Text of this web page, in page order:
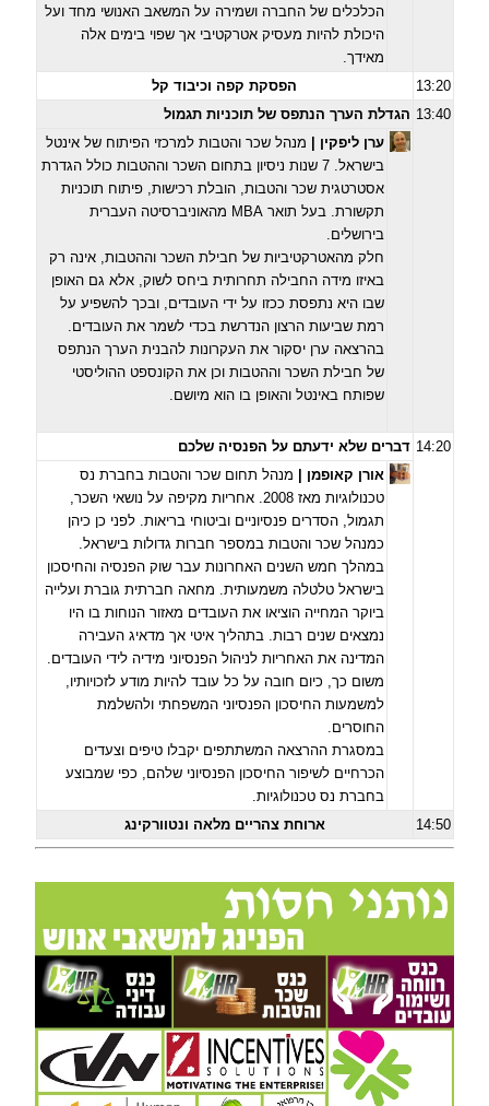
הכלכלים של החברה ושמירה על המשאב האנושי מחד ועל
היכולת להיות מעסיק אטרקטיבי אך שפוי בימים אלה
מאידך.
13:20
הפסקת קפה וכיבוד קל
13:40 הגדלת הערך הנתפס של תוכניות תגמול
ערן ליפקין
מנהל שכר והטבות למרכזי הפיתוח של אינטל
בישראל. 7 שנות ניסיון בתחום השכר וההטבות כולל הגדרת
אסטרטגית שכר והטבות, הובלת רכישות, פיתוח תוכניות
תקשורת. בעל תואר MBA מהאוניברסיטה העברית
בירושלים.
חלק מהאטרקטיביות של חבילת השכר וההטבות, אינה רק
באיזו מידה החבילה תחרותית ביחס לשוק, אלא גם האופן
שבו היא נתפסת ככזו על ידי העובדים, ובכך להשפיע על
רמת שביעות הרצון הנדרשת בכדי לשמר את העובדים.
בהרצאה ערן יסקור את העקרונות להבנית הערך הנתפס
של חבילת השכר וההטבות וכן את הקונספט ההוליסטי
שפותח באינטל והאופן בו הוא מיושם.
14:20 דברים שלא ידעתם על הפנסיה שלכם
אורן קאופמן | מנהל תחום שכר והטבות בחברת נס
טכנולוגיות מאז 2008. אחריות מקיפה על נושאי השכר,
תגמול, הסדרים פנסיוניים וביטוחי בריאות. לפני כן כיהן
כמנהל שכר והטבות במספר חברות גדולות בישראל.
במהלך חמש השנים האחרונות עבר שוק הפנסיה והחיסכון
בישראל טלטלה משמעותית. מחאה חברתית גוברת ועלייה
ביוקר המחייה הוציאו את העובדים מאזור הנוחות בו היו
נמצאים שנים רבות. בתהליך איטי אך מדאיג העבירה
המדינה את האחריות לניהול הפנסיוני מידיה לידי העובדים.
משום כך, כיום חובה על כל עובד להיות מודע לזכויותיו,
למשמעות החיסכון הפנסיוני המשפחתי ולהשלמת
החוסרים.
במסגרת ההרצאה המשתתפים יקבלו טיפים וצעדים
הכרחיים לשיפור החיסכון הפנסיוני שלהם, כפי שמבוצע
בחברת נס טכנולוגיות.
14:50
ארוחת צהריים מלאה ונטוורקינג